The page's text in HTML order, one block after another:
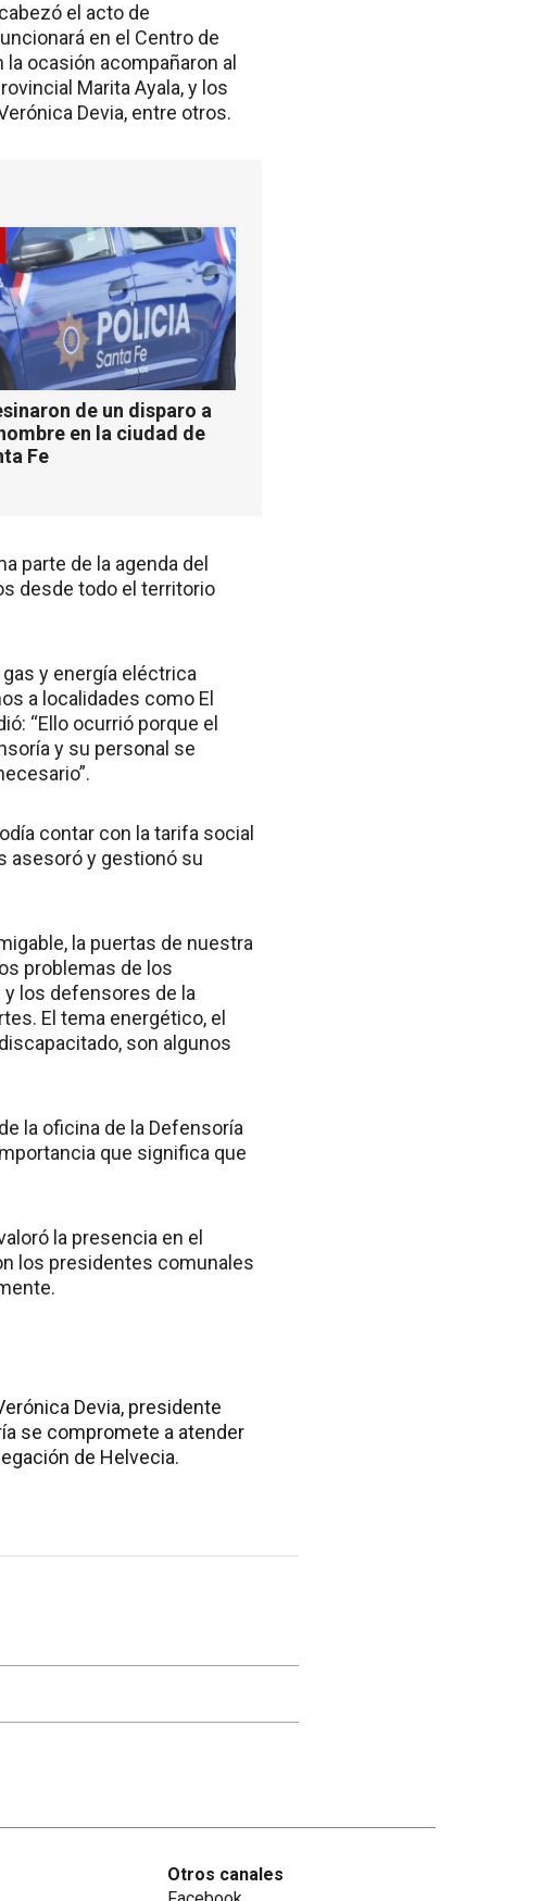
el acto de
en el Centro de
ocasión acompañaron al
Marita Ayala, y los
Devia, entre otros.
de un disparo a
en la ciudad de
Fe
parte de la agenda del
desde todo el territorio
y energía eléctrica
a localidades como El
“Ello ocurrió porque el
y su personal se
contar con la tarifa social
asesoró y gestionó su
la puertas de nuestra
problemas de los
los defensores de la
El tema energético, el
son algunos
la oficina de la Defensoría
que significa que
la presencia en el
los presidentes comunales
Devia, presidente
se compromete a atender
de Helvecia.
Otros canales